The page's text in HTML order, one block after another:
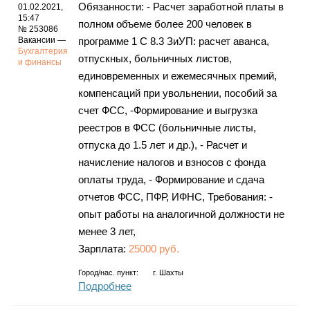
01.02.2021,
15:47
№ 253086
Вакансии —
Бухгалтерия
и финансы
Обязанности: - Расчет заработной платы в
полном объеме более 200 человек в
программе 1 С 8.3 ЗиУП: расчет аванса,
отпускных, больничных листов,
единовременных и ежемесячных премий,
компенсаций при увольнении, пособий за
счет ФСС, -Формирование и выгрузка
реестров в ФСС (больничные листы,
отпуска до 1.5 лет и др.), - Расчет и
начисление налогов и взносов с фонда
оплаты труда, - Формирование и сдача
отчетов ФСС, ПФР, ИФНС, Требования: -
опыт работы на аналогичной должности не
менее 3 лет,
Зарплата: 25000 руб.
Город/нас. пункт: г. Шахты
Подробнее